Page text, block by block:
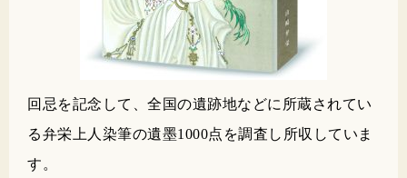
回忌を記念して、全国の遺跡地などに所蔵されてい
る弁栄上人染筆の遺墨1000点を調査し所収していま
す。